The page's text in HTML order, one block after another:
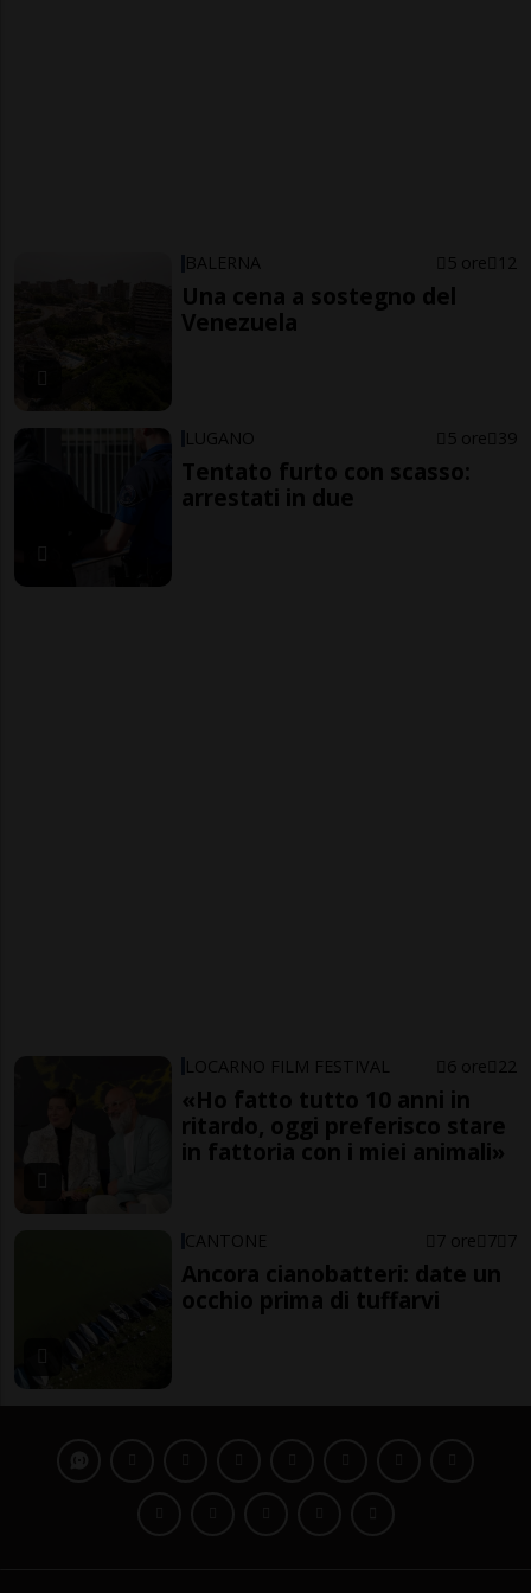
BALERNA 5 ore 12
Una cena a sostegno del
Venezuela
LUGANO 5 ore 39
Tentato furto con scasso:
arrestati in due
LOCARNO FILM FESTIVAL 6 ore 22
«Ho fatto tutto 10 anni in
ritardo, oggi preferisco stare
in fattoria con i miei animali»
CANTONE 7 ore 7 7
Ancora cianobatteri: date un
occhio prima di tuffarvi